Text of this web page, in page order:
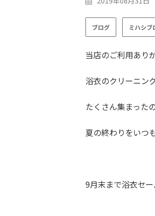
ブログ ミハシブ
当店のご利用あり
浴衣のクリーニン
たくさん集まった
夏の終わりをいつ
9月末まで浴衣セ